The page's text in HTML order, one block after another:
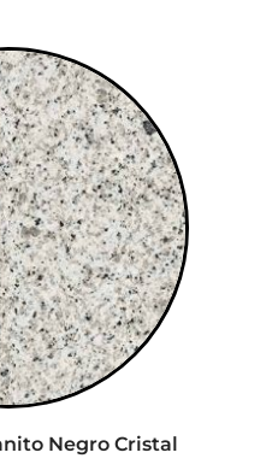
Negro Cristal